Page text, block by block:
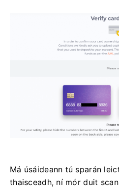
Má úsáideann tú sparán
thaisceadh, ní mór duit